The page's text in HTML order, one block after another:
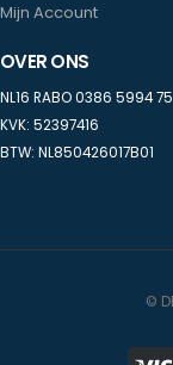
Mijn Account
OVER ONS
NL16 RABO 0386 5994 75
KVK: 52397416
BTW: NL850426017B01
©